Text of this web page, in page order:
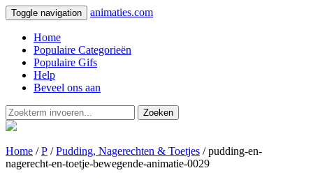
Toggle navigation animaties.com
Home
Populaire Categorieën
Populaire Gifs
Help
Beveel ons aan
Zoeken
Home /P /Pudding, Nagerechten & Toetjes / pudding-en-
nagerecht-en-toetje-bewegende-animatie-0029